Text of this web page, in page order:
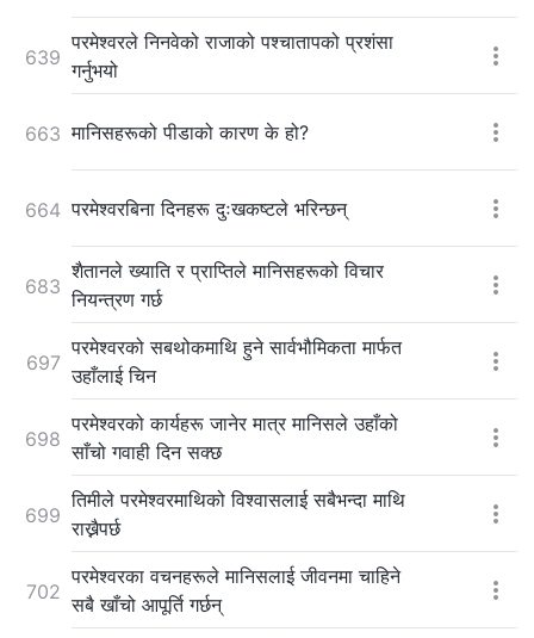
639
परमेश्‍वरले निनवेको राजाको पश्चातापको प्रशंसा
गर्नुभयो
663 मानिसहरूको पीडाको कारण के हो?
664 परमेश्‍वरबिना दिनहरू दुःखकष्टले भरिन्छन्
683
शैतानले ख्याति र प्राप्तिले मानिसहरूको विचार
नियन्त्रण गर्छ
697
परमेश्‍वरको सबथोकमाथि हुने सार्वभौमिकता मार्फत
उहाँलाई चिन
698
परमेश्‍वरको कार्यहरू जानेर मात्र मानिसले उहाँको
साँचो गवाही दिन सक्छ
699
तिमीले परमेश्‍वरमाथिको विश्‍वासलाई सबैभन्दा माथि
राख्नैपर्छ
702
परमेश्‍वरका वचनहरूले मानिसलाई जीवनमा चाहिने
सबै खाँचो आपूर्ति गर्छन्